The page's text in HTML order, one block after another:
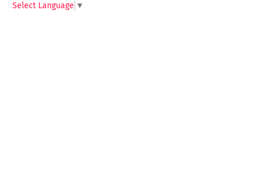
Select Language ▼